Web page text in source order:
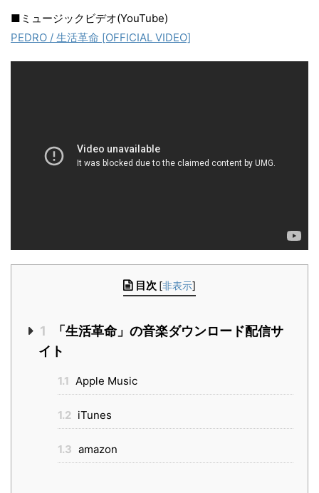
■ミュージックビデオ(YouTube)
PEDRO / 生活革命 [OFFICIAL VIDEO]
目次 [非表示]
1
「生活革命」の音楽ダウンロード配信サ
イト
1.1 Apple Music
1.2 iTunes
1.3 amazon